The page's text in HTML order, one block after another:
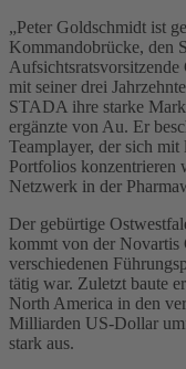
„Peter Goldschmidt ist
Kommandobrücke, den
mit seiner drei
STADA ihre starke
ergänzte von Au. Er
Teamplayer, der sich
Portfolios konzentrieren
Netzwerk in der
Der gebürtige
kommt von der Novartis
verschiedenen
tätig war. Zuletzt baute
North America in den
Milliarden US-Dollar
stark aus.